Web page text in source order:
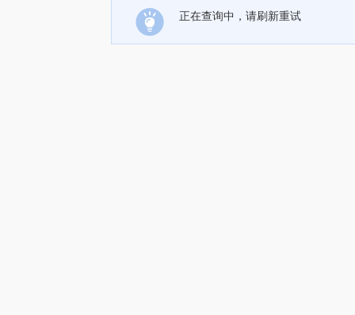
正在查询中，请刷新重试